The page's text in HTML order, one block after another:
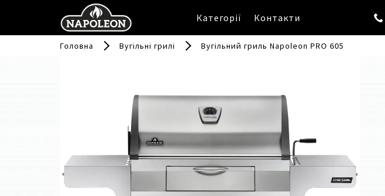
Категорії Контакти
Головна Вугільні грилі Вугільний гриль Napoleon PRO 605